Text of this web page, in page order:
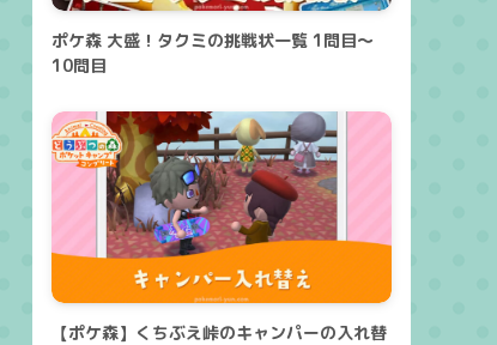
ポケ森 大盛！タクミの挑戦状一覧 1問目～
10問目
【ポケ森】くちぶえ峠のキャンパーの入れ替